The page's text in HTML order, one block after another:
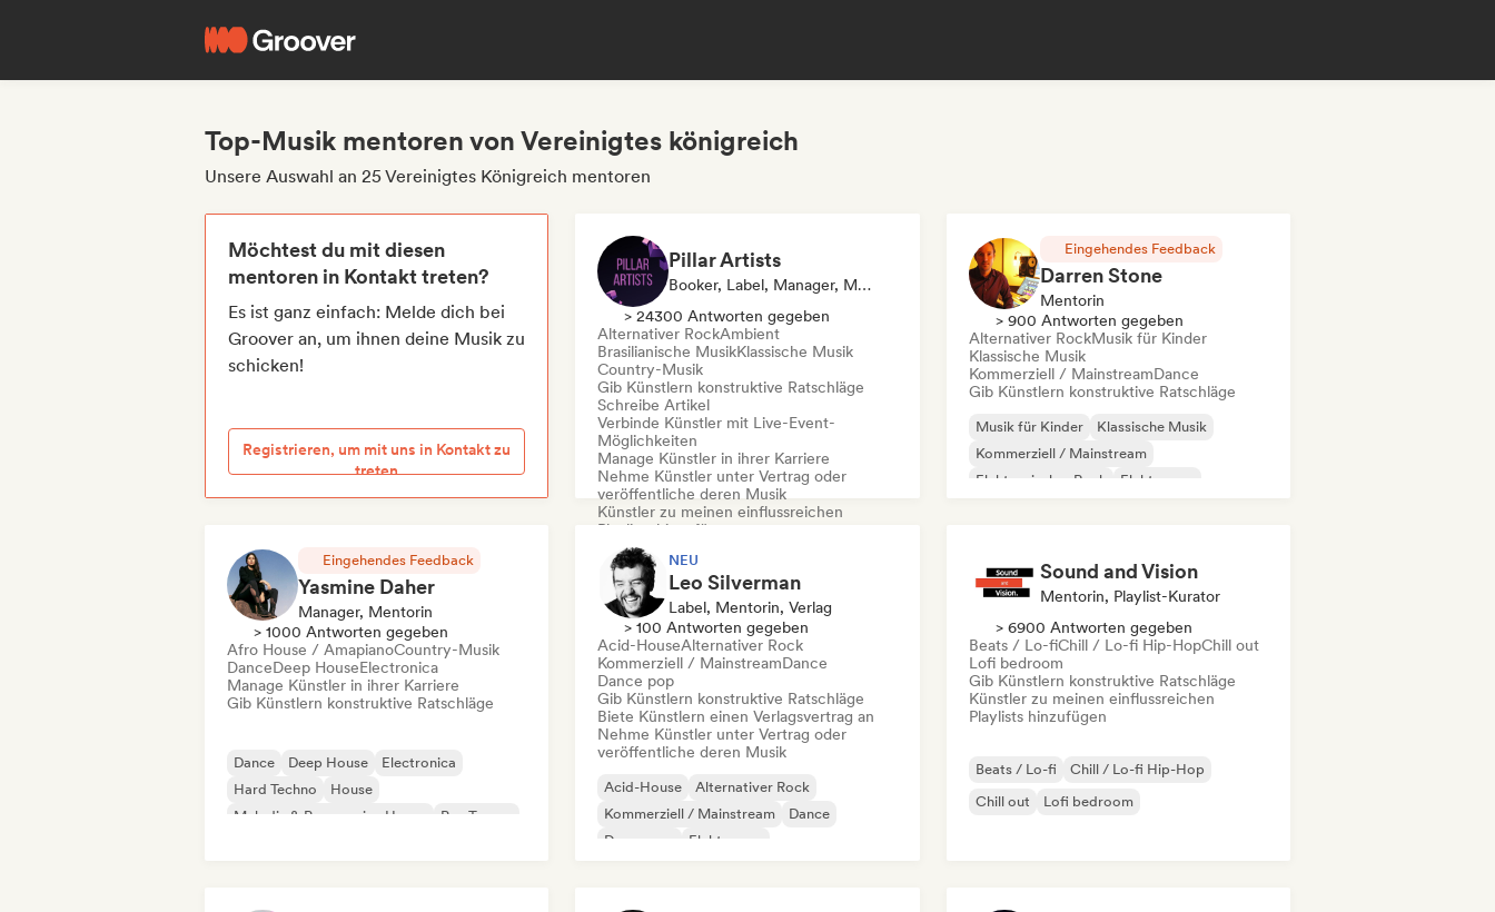
Top-Musik mentoren von Vereinigtes königreich
Unsere Auswahl an 25 Vereinigtes Königreich mentoren
Möchtest du mit diesen
mentoren in Kontakt treten?
Es ist ganz einfach: Melde dich bei
Groover an, um ihnen deine Musik zu
schicken!
Registrieren, um mit uns in Kontakt zu
treten
Pillar Artists
Booker, Label, Manager, Media Outlet/Journalist, Mentorin, Playlist-Kurator
> 24300 Antworten gegeben
Alternativer RockAmbient
Brasilianische MusikKlassische Musik
Country-Musik
Gib Künstlern konstruktive Ratschläge
Schreibe Artikel
Verbinde Künstler mit Live-Event-
Möglichkeiten
Manage Künstler in ihrer Karriere
Nehme Künstler unter Vertrag oder
veröffentliche deren Musik
Künstler zu meinen einflussreichen
Playlists hinzufügen
Alternativer Rock
Dream Pop
Indie-Folk
Indie-Pop
Indie-Rock
Pop-Rock Progressiver Rock
Eingehendes Feedback
Darren Stone
Mentorin
> 900 Antworten gegeben
Alternativer RockMusik für Kinder
Klassische Musik
Kommerziell / MainstreamDance
Gib Künstlern konstruktive Ratschläge
Musik für Kinder
Klassische Musik
Kommerziell / Mainstream
Elektronischer Rock
Elektropop
Eingehendes Feedback
Yasmine Daher
Manager, Mentorin
> 1000 Antworten gegeben
Afro House / AmapianoCountry-Musik
DanceDeep HouseElectronica
Manage Künstler in ihrer Karriere
Gib Künstlern konstruktive Ratschläge
Dance Deep House
Electronica
Hard Techno
House
Melodic & Progressive House
Psy-Trance
NEU
Leo Silverman
Label, Mentorin, Verlag
> 100 Antworten gegeben
Acid-HouseAlternativer Rock
Kommerziell / MainstreamDance
Dance pop
Gib Künstlern konstruktive Ratschläge
Biete Künstlern einen Verlagsvertrag an
Nehme Künstler unter Vertrag oder
veröffentliche deren Musik
Acid-House
Alternativer Rock
Kommerziell / Mainstream
Dance
Dance pop
Elektropop
Sound and Vision
Mentorin, Playlist-Kurator
> 6900 Antworten gegeben
Beats / Lo-fiChill / Lo-fi Hip-HopChill out
Lofi bedroom
Gib Künstlern konstruktive Ratschläge
Künstler zu meinen einflussreichen
Playlists hinzufügen
Beats / Lo-fi
Chill / Lo-fi Hip-Hop
Chill out
Lofi bedroom